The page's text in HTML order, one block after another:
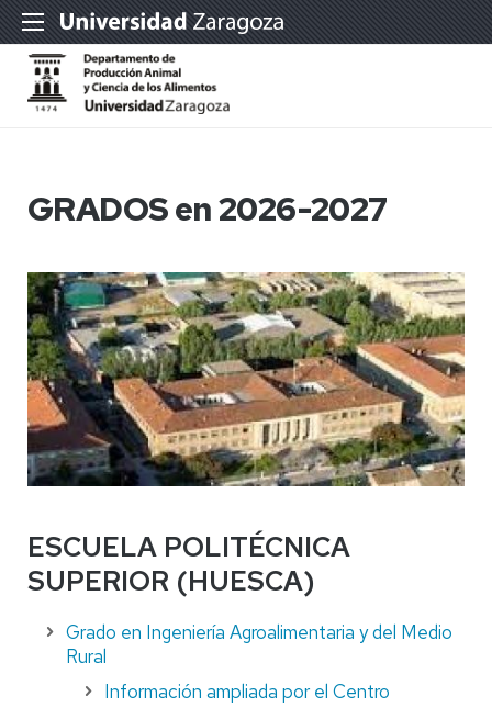
GRADOS en 2026-2027
ESCUELA POLITÉCNICA
SUPERIOR (HUESCA)
Grado en Ingeniería Agroalimentaria y del Medio
Rural
Información ampliada por el Centro